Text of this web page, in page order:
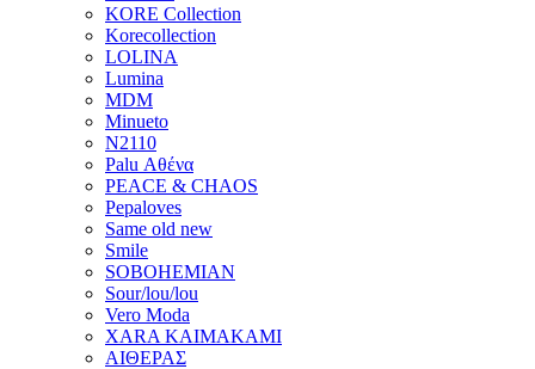
KORE Collection
Korecollection
LOLINA
Lumina
MDM
Minueto
N2110
Palu Αθένα
PEACE & CHAOS
Pepaloves
Same old new
Smile
SOBOHEMIAN
Sour/lou/lou
Vero Moda
XARA KAIMAKAMI
ΑΙΘΕΡΑΣ